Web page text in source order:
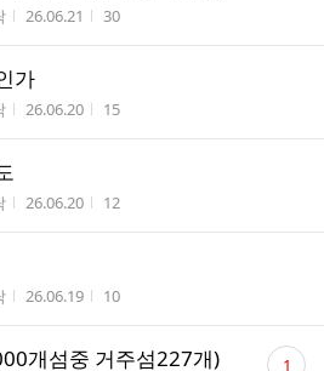
작성시간
26.06.21 조회수
30
가
작성시간
26.06.20 조회수
15
작성시간
26.06.20 조회수
12
작성시간
26.06.19 조회수
10
개섬중 거주섬227개)
댓
1